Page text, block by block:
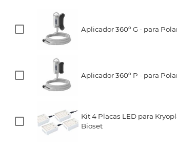
Aplicador 360º G - para
Aplicador 360º P - para
Kit 4 Placas LED para
Bioset